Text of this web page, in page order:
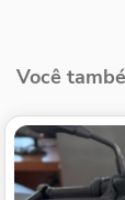
Você